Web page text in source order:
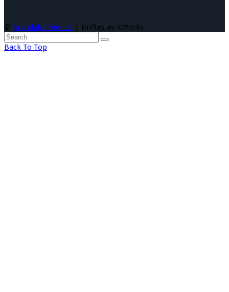
© Arendals Tidende | Driftes av itWorks
Back To Top